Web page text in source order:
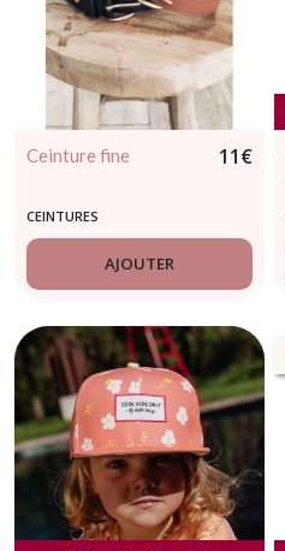
Ceinture fine 11€
CEINTURES
AJOUTER